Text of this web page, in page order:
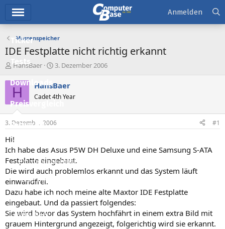
Ticker
Tests
Downloads
Preisvergleich
Forum
Aktuelles
Empfohlene Inhalte
Neue Beiträge
Neueste Aktivitäten
Leserartikel
Anmelden
Massenspeicher
IDE Festplatte nicht richtig erkannt
E
s
t
e
l
e
r
HansBaer
E
s
e
l
t
3. Dezember 2006
H HansBaer
Cadet 4th Year
3. Dezember 2006 #1
Hi!
Ich habe das Asus P5W DH Deluxe und eine Samsung S-ATA
Festplatte eingebaut.
Die wird auch problemlos erkannt und das System läuft
einwandfrei.
Dazu habe ich noch meine alte Maxtor IDE Festplatte
eingebaut. Und da passiert folgendes:
Sie wird bevor das System hochfährt in einem extra Bild mit
grauem Hintergrund angezeigt, folgerichtig wird sie erkannt.